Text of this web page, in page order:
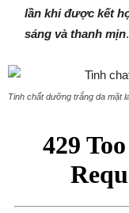
lần khi được kết
sáng và thanh mịn.
Tinh chất dưỡng trắng da mặt